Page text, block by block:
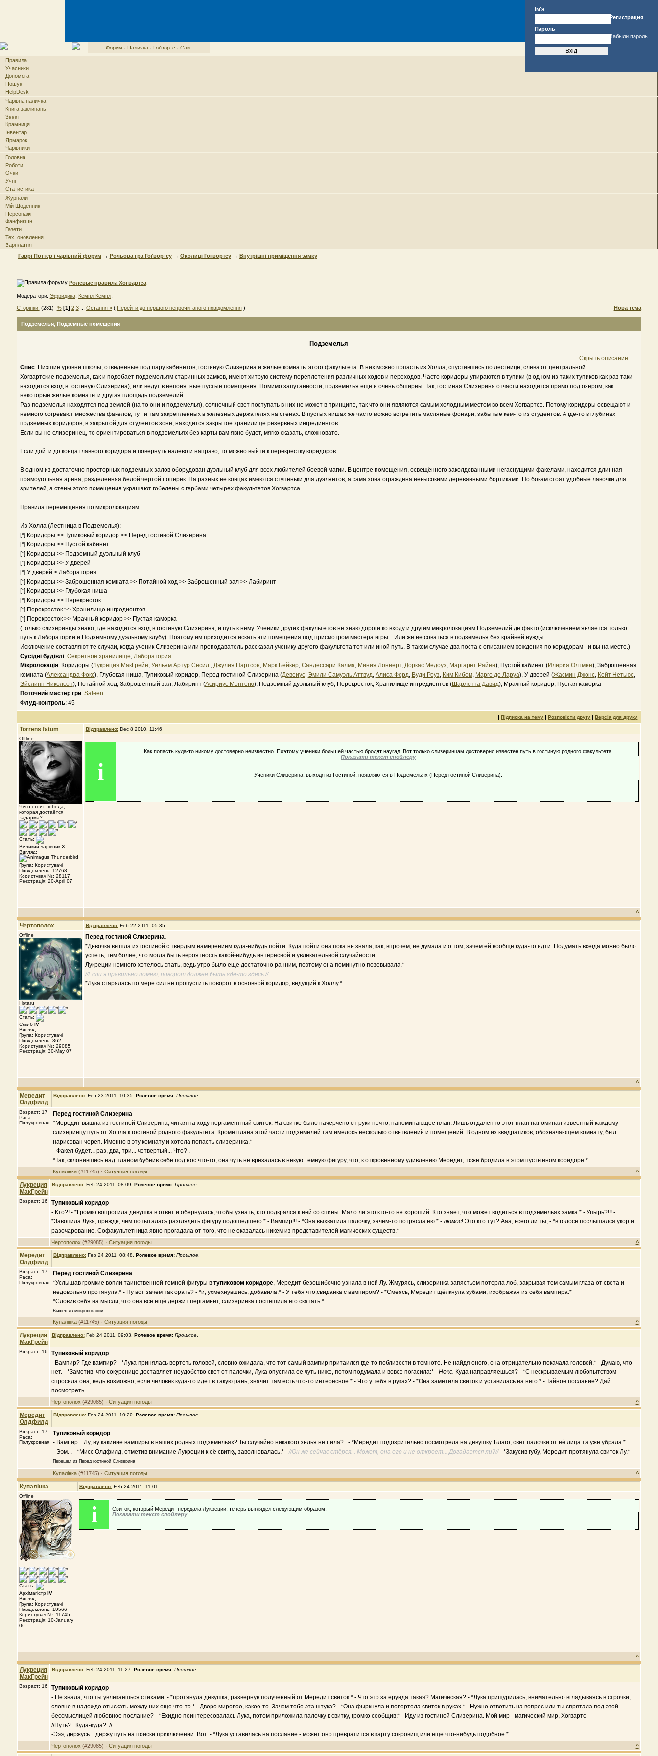
Ім'я
Пароль
Регистрация
Забыли пароль
Форум · Паличка· Гоґвортс · Сайт
Правила
Учасники
Допомога
Пошук
HelpDesk
Чарівна паличка
Книга заклинань
Зілля
Крамниця
Інвентар
Ярмарок
Чарівники
Головна
Роботи
Очки
Учні
Статистика
Журнали
Мій Щоденник
Персонажі
Фанфикшн
Газети
Тех. оновлення
Зарплатня
Гаррі Поттер і чарівний форум→ Рольова гра Гоґвортсу→ Околиці Гоґвортсу→ Внутрішні приміщення замку
Ролевые правила Хогвартса
Модератори: Эфридика, Кемпл Кемпл.
Сторінки: (281) % [1] 2 3... Остання »( Перейти до першого непрочитаного повідомлення) Нова тема
Подземелья, Подземные помещения
Подземелья
Скрыть описание
Опис: Низшие уровни школы, отведенные под пару кабинетов, гостиную Слизерина и жилые комнаты этого факультета. В них можно попасть из Холла, спустившись по лестнице, слева от центральной.
Хогвартские подземелья, как и подобает подземельям старинных замков, имеют хитрую систему переплетения различных ходов и переходов. Часто коридоры упираются в тупики (в одном из таких тупиков как раз таки
находится вход в гостиную Слизерина), или ведут в непонятные пустые помещения. Помимо запутанности, подземелья еще и очень обширны. Так, гостиная Слизерина отчасти находится прямо под озером, как
некоторые жилые комнаты и другая площадь подземелий.
Раз подземелья находятся под землей (на то они и подземелья), солнечный свет поступать в них не может в принципе, так что они являются самым холодным местом во всем Хогвартсе. Потому коридоры освещают и
немного согревают множества факелов, тут и там закрепленных в железных держателях на стенах. В пустых нишах же часто можно встретить масляные фонари, забытые кем-то из студентов. А где-то в глубинах
подземных коридоров, в закрытой для студентов зоне, находится закрытое хранилище резервных ингредиентов.
Если вы не слизеринец, то ориентироваться в подземельях без карты вам явно будет, мягко сказать, сложновато.
Если дойти до конца главного коридора и повернуть налево и направо, то можно выйти к перекрестку коридоров.
В одном из достаточно просторных подземных залов оборудован дуэльный клуб для всех любителей боевой магии. В центре помещения, освещённого заколдованными негаснущими факелами, находится длинная
прямоугольная арена, разделенная белой чертой поперек. На разных ее концах имеются ступеньки для дуэлянтов, а сама зона ограждена невысокими деревянными бортиками. По бокам стоят удобные лавочки для
зрителей, а стены этого помещения украшают гобелены с гербами четырех факультетов Хогвартса.
Правила перемещения по микролокациям:
Из Холла (Лестница в Подземелья):
[*] Коридоры >> Тупиковый коридор >> Перед гостиной Слизерина
[*] Коридоры >> Пустой кабинет
[*] Коридоры >> Подземный дуэльный клуб
[*] Коридоры >> У дверей
[*] У дверей > Лаборатория
[*] Коридоры >> Заброшенная комната >> Потайной ход >> Заброшенный зал >> Лабиринт
[*] Коридоры >> Глубокая ниша
[*] Коридоры >> Перекресток
[*] Перекресток >> Хранилище ингредиентов
[*] Перекресток >> Мрачный коридор >> Пустая каморка
(Только слизеринцы знают, где находится вход в гостиную Слизерина, и путь к нему. Ученики других факультетов не знаю дороги ко входу и другим микролокациям Подземелий де факто (исключением является только
путь к Лаборатории и Подземному дуэльному клубу). Поэтому им приходится искать эти помещения под присмотром мастера игры... Или же не соваться в подземелья без крайней нужды.
Исключение составляют те случаи, когда ученик Слизерина или преподаватель рассказал ученику другого факультета тот или иной путь. В таком случае два поста с описанием хождения по коридорам - и вы на месте.)
Сусідні будівлі: Секретное хранилище Лаборатория
Мікролокація: Коридоры (Лукреция МакГрейн Уильям Артур Сесил Джулия Партсон Марк Бейкер, Сандессари Калма Миния Лоннерт, Доркас Медоуз Маргарет Райен), Пустой кабинет (Илирия Олтмен), Заброшенная
комната (Александра Фокс), Глубокая ниша, Тупиковый коридор, Перед гостиной Слизерина (Девеиус, Эмили Самуэль Аттвуд Алиса Форд Вуди Роуз Ким Кибом, Марго де Ларуа), У дверей (Жасмин Джонс, Кейт Нетьюс,
Эйслинн Николсон), Потайной ход, Заброшенный зал, Лабиринт (Асириус Монтегю), Подземный дуэльный клуб, Перекресток, Хранилище ингредиентов (Шарлотта Давид), Мрачный коридор, Пустая каморка
Поточний мастер гри: Saleen
Флуд-контроль: 45
|Підписка на тему |Розповісти другу |Версія для друку
Torrens fatum Відправлено: Dec 8 2010, 11:46
Offline
Чего стоит победа,
которая достаётся
задарма?
Стать:
Великий чарівник X
Вигляд:
Група: Користувачі
Повідомлень: 12763
Користувач №: 28117
Реєстрація: 20-April 07
i
Как попасть куда-то никому достоверно неизвестно. Поэтому ученики большей частью бродят наугад. Вот только слизеринцам достоверно известен путь в гостиную родного факультета.
Показати текст спойлеру
Ученики Слизерина, выходя из Гостиной, появляются в Подземельях (Перед гостиной Слизерина).
^
Чертополох Відправлено: Feb 22 2011, 05:35
Offline
Hotaru
Стать:
Сквиб IV
Вигляд: --
Група: Користувачі
Повідомлень: 362
Користувач №: 29085
Реєстрація: 30-May 07
Перед гостиной Слизерина.
*Девочка вышла из гостиной с твердым намерением куда-нибудь пойти. Куда пойти она пока не знала, как, впрочем, не думала и о том, зачем ей вообще куда-то идти. Подумать всегда можно было
успеть, тем более, что могла быть вероятность какой-нибудь интересной и увлекательной случайности.
Лукреции немного хотелось спать, ведь утро было еще достаточно ранним, поэтому она поминутно позевывала.*
//Если я правильно помню, поворот должен быть где-то здесь.//
*Лука старалась по мере сил не пропустить поворот в основной коридор, ведущий к Холлу.*
^
Мередит
Олдфилд
Відправлено: Feb 23 2011, 10:35. Ролевое время: Прошлое.
Возраст: 17
Раса:
Полукровная
Перед гостиной Слизерина
*Мередит вышла из гостиной Слизерина, читая на ходу пергаментный свиток. На свитке было начерчено от руки нечто, напоминающее план. Лишь отдаленно этот план напоминал известный каждому
слизеринцу путь от Холла к гостиной родного факультета. Кроме плана этой части подземелий там имелось несколько ответвлений и помещений. В одном из квадратиков, обозначающем комнату, был
нарисован череп. Именно в эту комнату и хотела попасть слизеринка.*
- Факел будет... раз, два, три... четвертый... Что?..
*Так, склонившись над планом бубнив себе под нос что-то, она чуть не врезалась в некую темную фигуру, что, к откровенному удивлению Мередит, тоже бродила в этом пустынном коридоре.*
Купалінка(#11745) · Ситуация погоды ^
Лукреция
МакГрейн
Відправлено: Feb 24 2011, 08:09 Ролевое время: Прошлое.
Возраст: 16
Тупиковый коридор
- Кто?! - *Громко вопросила девушка в ответ и обернулась, чтобы узнать, кто подкрался к ней со спины. Мало ли это кто-то не хороший. Кто знает, что может водиться в подземельях замка.* - Упырь?!!! -
*Завопила Лука, прежде, чем попыталась разглядеть фигуру подошедшего.* - Вампир!!! - *Она выхватила палочку, зачем-то потрясла ею:* - люмос! Это кто тут? Ааа, всего ли ты, - *в голосе послышался укор и
разочарование. Софакультетница явно прогадала от того, что не оказалась никем из представителей магических существ.*
Чертополох (#29085) · Ситуация погоды ^
Мередит
Олдфилд
Відправлено: Feb 24 2011, 08:48 Ролевое время: Прошлое.
Возраст: 17
Раса:
Полукровная
Перед гостиной Слизерина
*Услышав громкие вопли таинственной темной фигуры в тупиковом коридоре, Мередит безошибочно узнала в ней Лу. Жмурясь, слизеринка запястьем потерла лоб, закрывая тем самым глаза от света и
недовольно протянула.* - Ну вот зачем так орать? - *и, усмехнувшись, добавила.* - У тебя что,свиданка с вампиром? - *Смеясь, Мередит щёлкнула зубами, изображая из себя вампира.*
*Словив себя на мысли, что она всё ещё держит пергамент, слизеринка поспешила его скатать.*
Вышел из микролокации
Купалінка(#11745) · Ситуация погоды ^
Лукреция
МакГрейн
Відправлено: Feb 24 2011, 09:03 Ролевое время: Прошлое.
Возраст: 16
Тупиковый коридор
- Вампир? Где вампир? - *Лука принялась вертеть головой, словно ожидала, что тот самый вампир притаился где-то поблизости в темноте. Не найдя оного, она отрицательно покачала головой.* - Думаю, что
нет. - *Заметив, что сокурснице доставляет неудобство свет от палочки, Лука опустила ее чуть ниже, потом подумала и вовсе погасила:* - Нокс. Куда направляешься? - *С нескрываемым любопытством
спросила она, ведь возможно, если человек куда-то идет в такую рань, значит там есть что-то интересное.* - Что у тебя в руках? - *Она заметила свиток и уставилась на него.* - Тайное послание? Дай
посмотреть.
Чертополох (#29085) · Ситуация погоды ^
Мередит
Олдфилд
Відправлено: Feb 24 2011, 10:20. Ролевое время: Прошлое.
Возраст: 17
Раса:
Полукровная
Тупиковый коридор
- Вампир... Лу, ну какииие вампиры в наших родных подземельях? Ты случайно никакого зелья не пила?.. - *Мередит подозрительно посмотрела на девушку. Благо, свет палочки от её лица та уже убрала.*
- Ээм... - *Мисс Олдфилд, отметив внимание Лукреции к её свитку, заволновалась.* - //Он же сейчас стёрся... Может, она его и не откроет... Догадается ли?//- *Закусив губу, Мередит протянула свиток Лу.*
Перешел из Перед гостиной Слизерина
Купалінка(#11745) · Ситуация погоды ^
Купалінка Відправлено: Feb 24 2011, 11:01
Offline
Стать:
Архімагістр IV
Вигляд: --
Група: Користувачі
Повідомлень: 19566
Користувач №: 11745
Реєстрація: 10-January
06
i
Свиток, который Мередит передала Лукреции, теперь выглядел следующим образом:
Показати текст спойлеру
^
Лукреция
МакГрейн
Відправлено: Feb 24 2011, 11:27 Ролевое время: Прошлое.
Возраст: 16
Тупиковый коридор
- Не знала, что ты увлекаешься стихами, - *протянула девушка, развернув полученный от Мередит свиток.* - Что это за ерунда такая? Магическая? - *Лука прищурилась, внимательно вглядываясь в строчки,
словно в надежде отыскать между них еще что-то.* - Дверо мировое, какое-то. Зачем тебе эта штука? - *Она фыркнула и повертела свиток в руках.* - Нужно ответить на вопрос или ты спрятала под этой
бессмыслицей любовное послание? - *Ехидно поинтересовалась Лука, потом приложила палочку к свитку, громко сообщив:* - Иду из гостиной Слизерина. Мой мир - магический мир, Хогвартс.
//Путь?.. Куда-куда?..//
-Эээ, держусь... держу путь на поиски приключений. Вот. - *Лука уставилась на послание - может оно превратится в карту сокровищ или еще что-нибудь подобное.*
Чертополох (#29085) · Ситуация погоды ^